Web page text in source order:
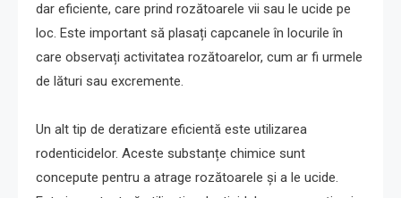
dar eficiente, care prind rozătoarele vii sau le ucide pe
loc. Este important să plasați capcanele în locurile în
care observați activitatea rozătoarelor, cum ar fi urmele
de lături sau excremente.
Un alt tip de deratizare eficientă este utilizarea
rodenticidelor. Aceste substanțe chimice sunt
concepute pentru a atrage rozătoarele și a le ucide.